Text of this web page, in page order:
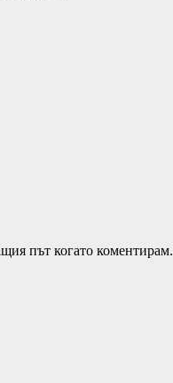
път когато коментирам.